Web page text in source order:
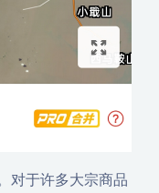
对于许多大宗商品